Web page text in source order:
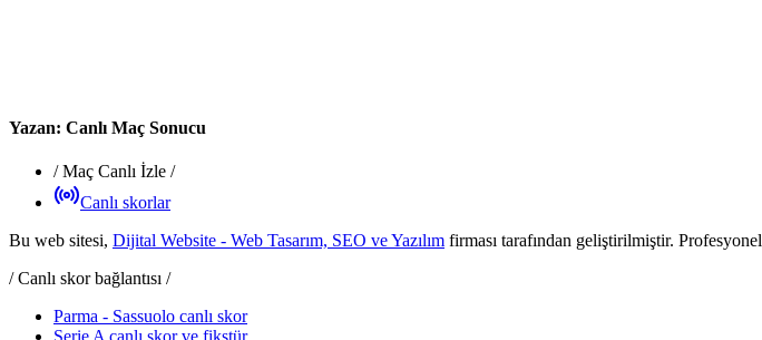
Yazan: Canlı Maç Sonucu
/Maç Canlı İzle /
Canlı skorlar
Bu web sitesi, Dijital Website - Web Tasarım, SEO ve Yazılım firması tarafından geliştirilmiştir. Profesyonel
/ Canlı skor bağlantısı /
Parma - Sassuolo canlı skor
Serie A canlı skor ve fikstür